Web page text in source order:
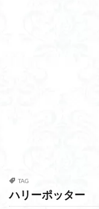
TAG
ハリーポッター